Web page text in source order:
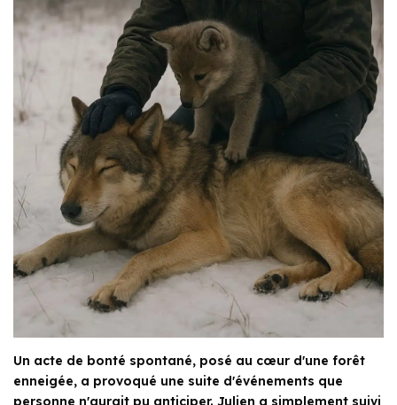
Un acte de bonté spontané, posé au cœur d'une forêt
enneigée, a provoqué une suite d'événements que
personne n'aurait pu anticiper. Julien a simplement suivi